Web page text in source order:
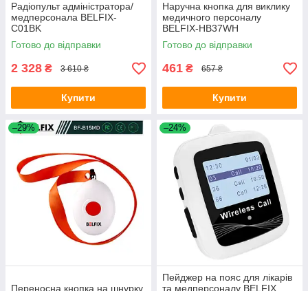
Радіопульт адміністратора/
медперсонала BELFIX-
C01BK
Готово до відправки
2 328 ₴ 3 610 ₴
Купити
Наручна кнопка для виклику
медичного персоналу
BELFIX-HB37WH
Готово до відправки
461 ₴ 657 ₴
Купити
–29%
Переносна кнопка на шнурку
–24%
Пейджер на пояс для лікарів
та медперсоналу BELFIX